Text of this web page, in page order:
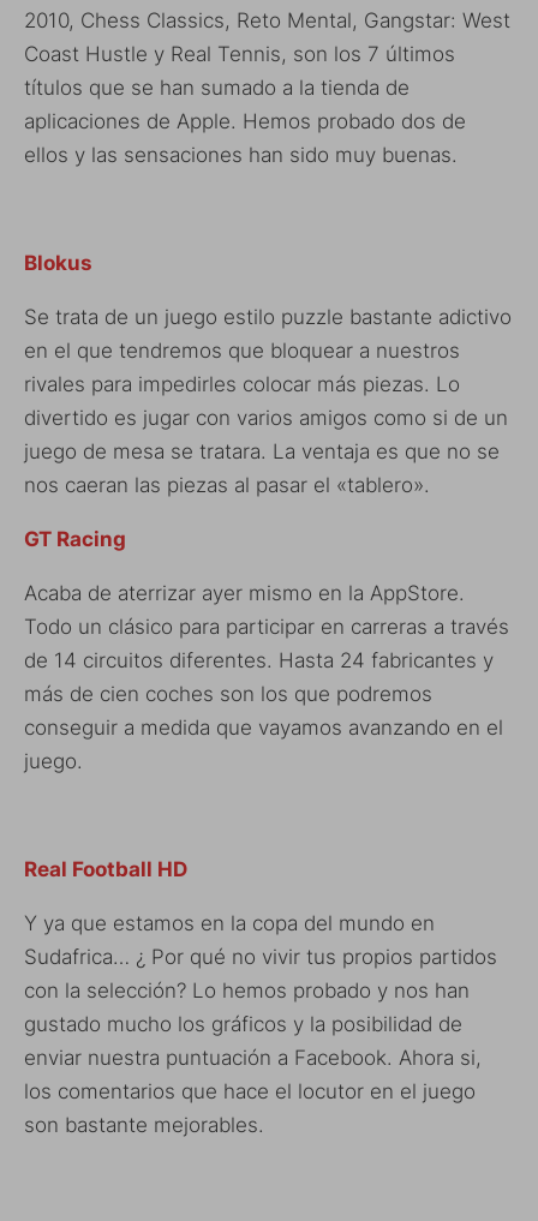
2010, Chess Classics, Reto Mental, Gangstar: West
Coast Hustle y Real Tennis, son los 7 últimos
títulos que se han sumado a la tienda de
aplicaciones de Apple. Hemos probado dos de
ellos y las sensaciones han sido muy buenas.
Blokus
Se trata de un juego estilo puzzle bastante adictivo
en el que tendremos que bloquear a nuestros
rivales para impedirles colocar más piezas. Lo
divertido es jugar con varios amigos como si de un
juego de mesa se tratara. La ventaja es que no se
nos caeran las piezas al pasar el «tablero».
GT Racing
Acaba de aterrizar ayer mismo en la AppStore.
Todo un clásico para participar en carreras a través
de 14 circuitos diferentes. Hasta 24 fabricantes y
más de cien coches son los que podremos
conseguir a medida que vayamos avanzando en el
juego.
Real Football HD
Y ya que estamos en la copa del mundo en
Sudafrica… ¿ Por qué no vivir tus propios partidos
con la selección? Lo hemos probado y nos han
gustado mucho los gráficos y la posibilidad de
enviar nuestra puntuación a Facebook. Ahora si,
los comentarios que hace el locutor en el juego
son bastante mejorables.